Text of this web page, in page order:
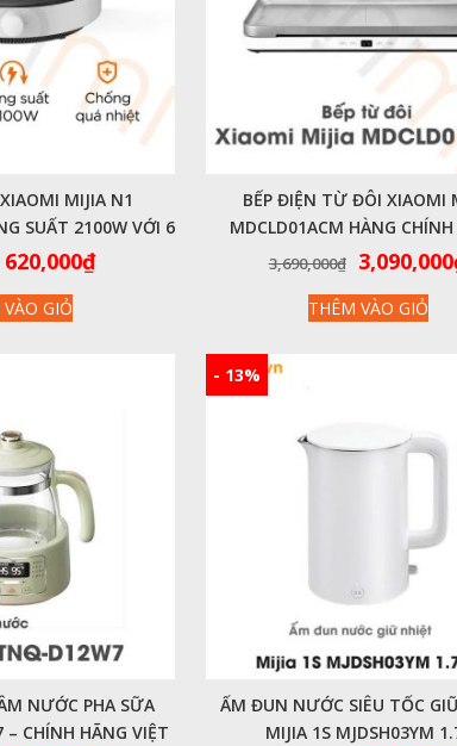
MIJIA N1
SUẤT 2100W VỚI 6
ĐỘ
Giá
gốc
là:
620,000₫Giá
GIỎ
BẾP ĐIỆN TỪ ĐÔI XIAOMI
MDCLD01ACM HÀNG
TẶNG KÈM CHẢO
3,690,000₫
Giá
gốc
là:
3,090,000
THÊM VÀO GIỎ
NƯỚC PHA SỮA
– CHÍNH HÃNG VIỆT
- 13%
ẤM ĐUN NƯỚC SIÊU TỐC
MIJIA 1S MJDSH03YM